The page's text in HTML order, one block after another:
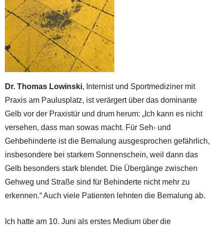
Dr. Thomas Lowinski, Internist und Sportmediziner mit
Praxis am Paulusplatz, ist verärgert über das dominante
Gelb vor der Praxistür und drum herum: „Ich kann es nicht
versehen, dass man sowas macht. Für Seh- und
Gehbehinderte ist die Bemalung ausgesprochen gefährlich,
insbesondere bei starkem Sonnenschein, weil dann das
Gelb besonders stark blendet. Die Übergänge zwischen
Gehweg und Straße sind für Behinderte nicht mehr zu
erkennen.“ Auch viele Patienten lehnten die Bemalung ab.
Ich hatte am 10. Juni als erstes Medium über die